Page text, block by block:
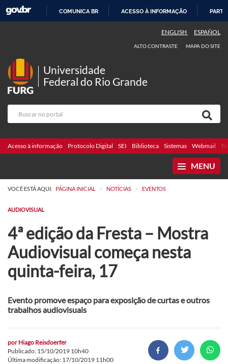
COMUNICA BR ACESSO À INFORMAÇÃO
ENGLISH ESPAÑOL
ALTO CONTRASTE MAPA DO SITE
Universidade
Federal do Rio Grande
Acesso à informação Protocolo Digital SEI Biblioteca Sistemas Webmail
MENU
VOCÊ ESTÁ AQUI: PÁGINA INICIAL > NOTÍCIAS > EVENTOS
AUDIOVISUAL
4ª edição da Fresta – Mostra
Audiovisual começa nesta
quinta-feira, 17
Evento promove espaço para exposição de curtas e outros
trabalhos audiovisuais
por Hiago Reisdoerfer
Publicado: 15/10/2019 10h40
Última modificação: 17/10/2019 11h00